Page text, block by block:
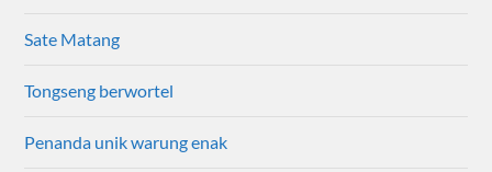
Sate Matang
Tongseng berwortel
Penanda unik warung enak